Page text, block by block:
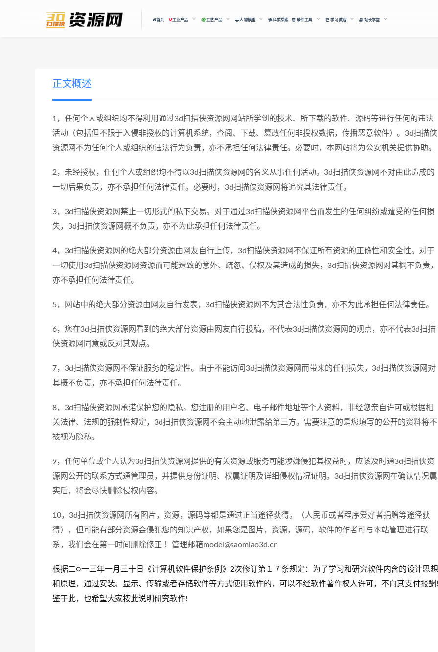
首页 工业产品 工艺产品 人物模型 科学探索 软件工具 学习教程 站长学堂
正文概述
1，任何个人或组织均不得利用通过3d扫描侠资源网网站所学到的技术、所下载的软件、源码等进行任何的违法
活动（包括但不限于入侵非授权的计算机系统，查阅、下载、篡改任何非授权数据，传播恶意软件）。3d扫描侠
资源网不为任何个人或组织的违法行为负责，亦不承担任何法律责任。必要时，本网站将为公安机关提供协助。
2，未经授权，任何个人或组织均不得以3d扫描侠资源网的名义从事任何活动。3d扫描侠资源网不对由此造成的
一切后果负责，亦不承担任何法律责任。必要时，3d扫描侠资源网将追究其法律责任。
3，3d扫描侠资源网禁止一切形式的私下交易。对于通过3d扫描侠资源网平台而发生的任何纠纷或遭受的任何损
失，3d扫描侠资源网概不负责，亦不为此承担任何法律责任。
4，3d扫描侠资源网的绝大部分资源由网友自行上传，3d扫描侠资源网不保证所有资源的正确性和安全性。对于
一切使用3d扫描侠资源网资源而可能遭致的意外、疏忽、侵权及其造成的损失，3d扫描侠资源网对其概不负责，
亦不承担任何法律责任。
5，网站中的绝大部分资源由网友自行发表，3d扫描侠资源网不为其合法性负责，亦不为此承担任何法律责任。
6，您在3d扫描侠资源网看到的绝大部分资源由网友自行投稿，不代表3d扫描侠资源网的观点，亦不代表3d扫描
侠资源网同意或反对其观点。
7，3d扫描侠资源网不保证服务的稳定性。由于不能访问3d扫描侠资源网而带来的任何损失，3d扫描侠资源网对
其概不负责，亦不承担任何法律责任。
8，3d扫描侠资源网承诺保护您的隐私。您注册的用户名、电子邮件地址等个人资料，非经您亲自许可或根据相
关法律、法规的强制性规定，3d扫描侠资源网不会主动地泄露给第三方。需要注意的是您填写的公开的资料将不
被视为隐私。
9，任何单位或个人认为3d扫描侠资源网提供的有关资源或服务可能涉嫌侵犯其权益时，应该及时通3d扫描侠资
源网公开的联系方式通管理员，并提供身份证明、权属证明及详细侵权情况证明。3d扫描侠资源网在确认情况属
实后，将会尽快删除侵权内容。
10，3d扫描侠资源网所有图片，资源，源码等都是通过正当途径获得。（人民币或者程序爱好者捐赠等途径获
得），但可能有部分资源会侵犯您的知识产权，如果您是图片，资源，源码，软件的作者可与本站管理进行联
系，我们会在第一时间删除修正 ！管理邮箱model@saomiao3d.cn
根据二○一三年一月三十日《计算机软件保护条例》2次修订第１７条规定：为了学习和研究软件内含的设计思想
和原理，通过安装、显示、传输或者存储软件等方式使用软件的，可以不经软件著作权人许可，不向其支付报酬!
鉴于此，也希望大家按此说明研究软件!